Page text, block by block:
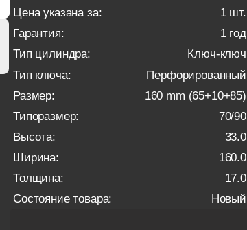
Цена указана за:
1 шт.
Гарантия:
1 год
Тип цилиндра:
Ключ-ключ
Тип ключа:
Перфорированный
Размер:
160 mm (65+10+85)
Типоразмер:
70/90
Высота:
33.0
Ширина:
160.0
Толщина:
17.0
Состояние товара:
Новый